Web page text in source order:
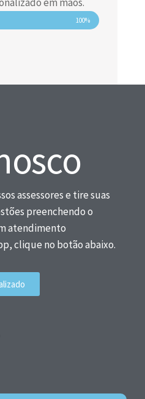
100%
assessores e tire suas
preenchendo o
atendimento
clique no botão abaixo.